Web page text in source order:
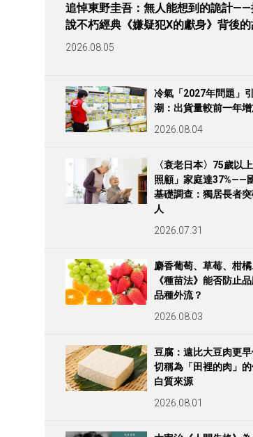
追悼東野圭吾：無人能想到的詭計——
說不朽經典《嫌疑犯X的獻身》背後
2026.08.05
冷氣「2027年問題」
潮：出貨量較前一年
2026.08.04
〈衰老日本〉75歲以
照顧」家庭達37%——
基礎調查：獨居長者
人
2026.07.31
麝香葡萄、草莓、柑
《種苗法》能否防止
品種外流？
2026.08.03
豆腐：遠比大豆肉更
切稱為「田裡的肉」
白質來源
2026.08.01